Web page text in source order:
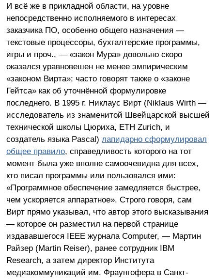
И всё же в прикладной области, на уровне
непосредственно исполняемого в интересах
заказчика ПО, особенно общего назначения —
текстовые процессоры, бухгалтерские программы,
игры и проч., — «закон Мура» довольно скоро
оказался уравновешен не менее эмпирическим
«законом Вирта»; часто говорят также о «законе
Гейтса» как об уточнённой формулировке
последнего. В 1995 г. Никлаус Вирт (Niklaus Wirth —
исследователь из знаменитой Швейцарской высшей
технической школы Цюриха, ETH Zurich, и
создатель языка Pascal) лапидарно сформулировал
общее правило, справедливость которого на тот
момент была уже вполне самоочевидна для всех,
кто писал программы или пользовался ими:
«Программное обеспечение замедляется быстрее,
чем ускоряется аппаратное». Строго говоря, сам
Вирт прямо указывал, что автор этого высказывания
— которое он разместил на первой странице
издававшегося IEEE журнала Computer, — Мартин
Райзер (Martin Reiser), ранее сотрудник IBM
Research, а затем директор Института
медиакоммуникаций им. Фраунгофера в Санкт-